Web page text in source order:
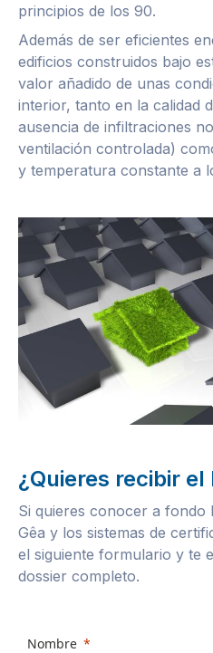
principios de los 90.
Además de ser eficientes
edificios construidos bajo
valor añadido de unas
interior, tanto en la calidad
ausencia de infiltraciones
ventilación controlada)
y temperatura constante a
¿Quieres recibir el
Si quieres conocer a fondo
Gêa y los sistemas de
el siguiente formulario y te
dossier completo.
Nombre